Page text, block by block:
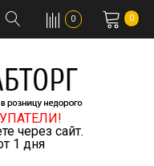
0 0
через сайт.
1 дня